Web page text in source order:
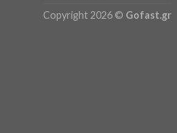
Copyright 2026 © Gofast.gr